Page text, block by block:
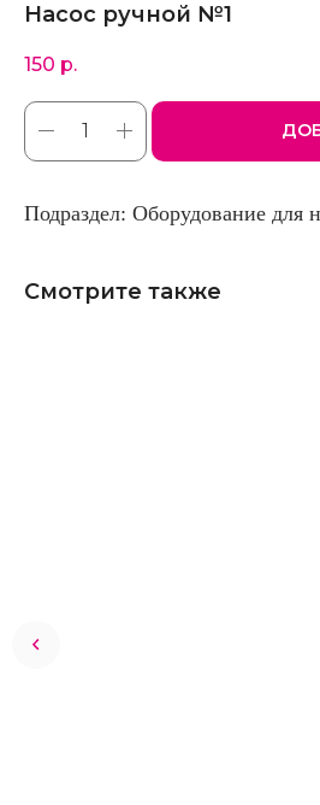
Насос ручной №1
150 р.
Подраздел: Оборудование для
Смотрите также